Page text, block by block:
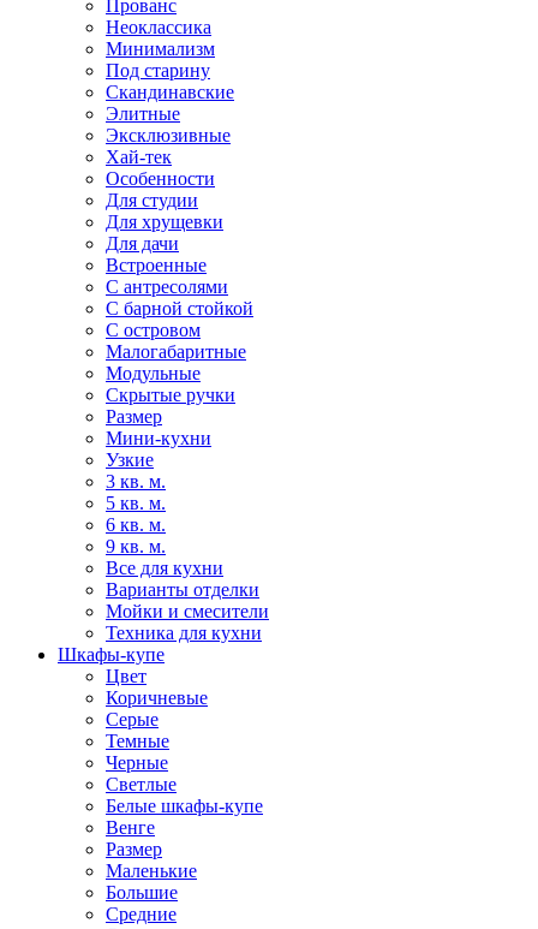
Прованс
Неоклассика
Минимализм
Под старину
Скандинавские
Элитные
Эксклюзивные
Хай-тек
Особенности
Для студии
Для хрущевки
Для дачи
Встроенные
С антресолями
С барной стойкой
С островом
Малогабаритные
Модульные
Скрытые ручки
Размер
Мини-кухни
Узкие
3 кв. м.
5 кв. м.
6 кв. м.
9 кв. м.
Все для кухни
Варианты отделки
Мойки и смесители
Техника для кухни
Шкафы-купе
Цвет
Коричневые
Серые
Темные
Черные
Светлые
Белые шкафы-купе
Венге
Размер
Маленькие
Большие
Средние